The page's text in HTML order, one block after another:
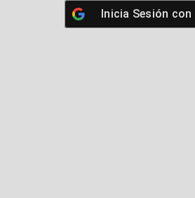
Inicia Sesión con